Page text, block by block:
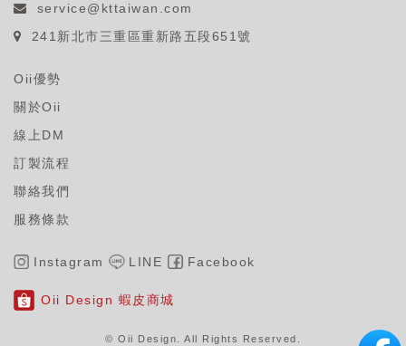
service@kttaiwan.com
241新北市三重區重新路五段651號
Oii優勢
關於Oii
線上DM
訂製流程
聯絡我們
服務條款
Instagram LINE Facebook
Oii Design 蝦皮商城
© Oii Design. All Rights Reserved